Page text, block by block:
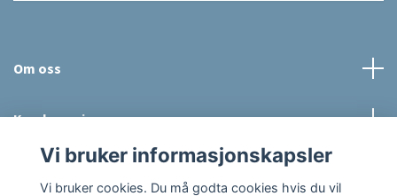
Om oss
Kundeservice
Sosiale medier
Vi bruker informasjonskapsler
Vi bruker cookies. Du må godta cookies hvis du vil